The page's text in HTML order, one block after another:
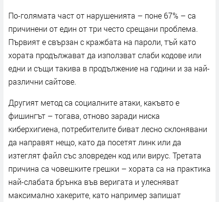
По-голямата част от нарушенията – поне 67% – са
причинени от един от три често срещани проблема.
Първият е свързан с кражбата на пароли, тъй като
хората продължават да използват слаби кодове или
едни и същи такива в продължение на години и за най-
различни сайтове.
Другият метод са социалните атаки, какъвто е
фишингът – тогава, отново заради ниска
киберхигиена, потребителите биват лесно склонявани
да направят нещо, като да посетят линк или да
изтеглят файл със зловреден код или вирус. Третата
причина са човешките грешки – хората са на практика
най-слабата брънка във веригата и улесняват
максимално хакерите, като например запишат